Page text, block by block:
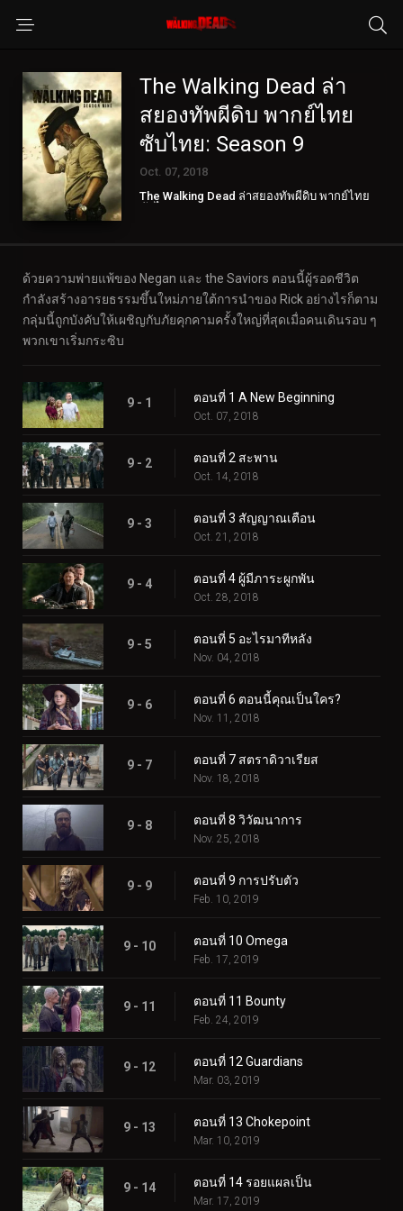
The Walking Dead ล่า
สยองทัพผีดิบ พากย์ไทย
ซับไทย: Season 9
Oct. 07, 2018
The Walking Dead ล่าสยองทัพผีดิบ พากย์ไทย
ด้วยความพ่ายแพ้ของ Negan และ the Saviors ตอนนี้ผู้รอดชีวิต
กำลังสร้างอารยธรรมขึ้นใหม่ภายใต้การนำของ Rick อย่างไรก็ตาม
กลุ่มนี้ถูกบังคับให้เผชิญกับภัยคุกคามครั้งใหญ่ที่สุดเมื่อคนเดินรอบ ๆ
พวกเขาเริ่มกระซิบ
9 - 1 ตอนที่ 1 A New Beginning
Oct. 07, 2018
9 - 2 ตอนที่ 2 สะพาน
Oct. 14, 2018
9 - 3 ตอนที่ 3 สัญญาณเตือน
Oct. 21, 2018
9 - 4 ตอนที่ 4 ผู้มีภาระผูกพัน
Oct. 28, 2018
9 - 5 ตอนที่ 5 อะไรมาทีหลัง
Nov. 04, 2018
9 - 6 ตอนที่ 6 ตอนนี้คุณเป็นใคร?
Nov. 11, 2018
9 - 7 ตอนที่ 7 สตราดิวาเรียส
Nov. 18, 2018
9 - 8 ตอนที่ 8 วิวัฒนาการ
Nov. 25, 2018
9 - 9 ตอนที่ 9 การปรับตัว
Feb. 10, 2019
9 - 10 ตอนที่ 10 Omega
Feb. 17, 2019
9 - 11 ตอนที่ 11 Bounty
Feb. 24, 2019
9 - 12 ตอนที่ 12 Guardians
Mar. 03, 2019
9 - 13 ตอนที่ 13 Chokepoint
Mar. 10, 2019
9 - 14 ตอนที่ 14 รอยแผลเป็น
Mar. 17, 2019